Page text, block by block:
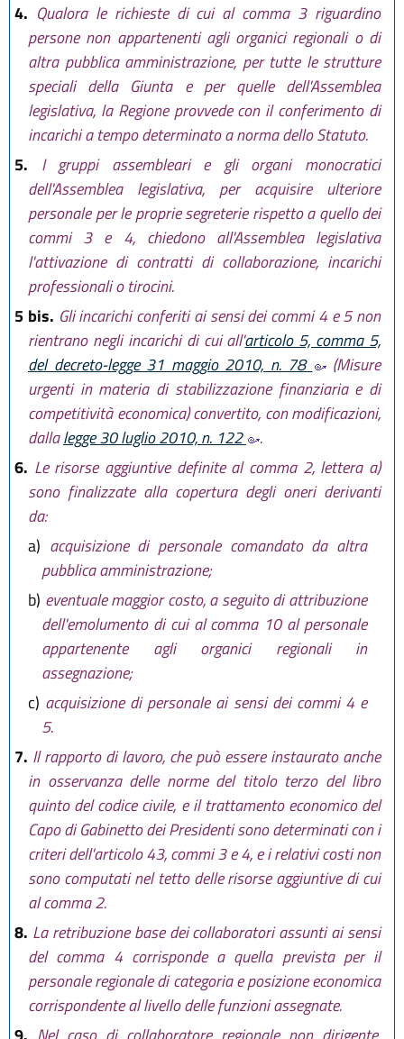
4. Qualora le richieste di cui al comma 3 riguardino
persone non appartenenti agli organici regionali o di
altra pubblica amministrazione, per tutte le strutture
speciali della Giunta e per quelle dell'Assemblea
legislativa, la Regione provvede con il conferimento di
incarichi a tempo determinato a norma dello Statuto.
5.
I gruppi assembleari e gli organi monocratici
dell'Assemblea legislativa, per acquisire ulteriore
personale per le proprie segreterie rispetto a quello dei
commi 3 e 4, chiedono all'Assemblea legislativa
l'attivazione di contratti di collaborazione, incarichi
professionali o tirocini.
5 bis. Gli incarichi conferiti ai sensi dei commi 4 e 5 non
rientrano negli incarichi di cui all'articolo 5, comma 5,
del decreto-legge 31 maggio 2010, n. 78
(Misure
urgenti in materia di stabilizzazione finanziaria e di
competitività economica) convertito, con modificazioni,
dallalegge 30 luglio 2010, n. 122
.
6. Le risorse aggiuntive definite al comma 2, lettera a)
sono finalizzate alla copertura degli oneri derivanti
da:
a) acquisizione di personale comandato da altra
pubblica amministrazione;
b) eventuale maggior costo, a seguito di attribuzione
dell'emolumento di cui al comma 10 al personale
appartenente agli organici regionali in
assegnazione;
c) acquisizione di personale ai sensi dei commi 4 e
5.
7. Il rapporto di lavoro, che può essere instaurato anche
in osservanza delle norme del titolo terzo del libro
quinto del codice civile, e il trattamento economico del
Capo di Gabinetto dei Presidenti sono determinati con i
criteri dell'articolo 43, commi 3 e 4, e i relativi costi non
sono computati nel tetto delle risorse aggiuntive di cui
al comma 2.
8. La retribuzione base dei collaboratori assunti ai sensi
del comma 4 corrisponde a quella prevista per il
personale regionale di categoria e posizione economica
corrispondente al livello delle funzioni assegnate.